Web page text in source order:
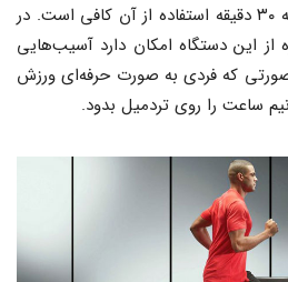
البته باید توجه کنید که روزانه ۳۰ دقیقه استفاده از آن کافی است. در
از این دستگاه امکان دارد آسیب‌هایی
که فردی به صورت حرفه‌ای ورزش
ساعت را روی تردمیل بدود.